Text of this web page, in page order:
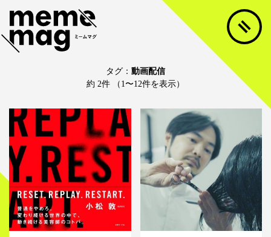
タグ： 動画配信
約 2件 （1〜12件を表示）